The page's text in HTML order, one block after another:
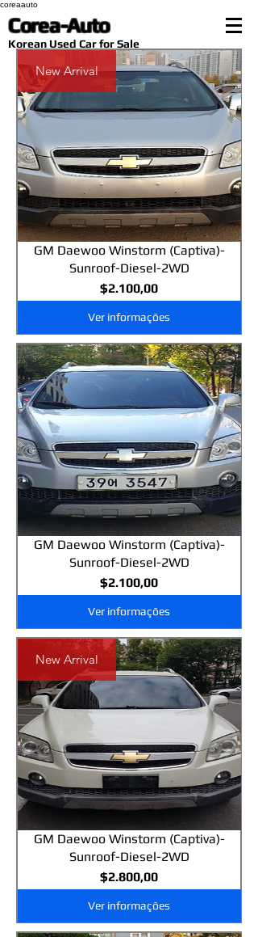
coreaauto
Corea-Auto
​Korean Used Car for Sale
New Arrival
GM Daewoo Winstorm (Captiva)-
Sunroof-Diesel-2WD
$2.100,00Preço
Ver informações
GM Daewoo Winstorm (Captiva)-
Sunroof-Diesel-2WD
$2.100,00Preço
Ver informações
New Arrival
GM Daewoo Winstorm (Captiva)-
Sunroof-Diesel-2WD
$2.800,00Preço
Ver informações